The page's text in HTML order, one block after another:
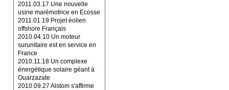
2011.03.17 Une nouvelle
usine marémotrice en Ecosse
2011.01.19 Projet éolien
offshore Français
2010.04.10 Un moteur
surunitaire est en service en
France
2010.11.18 Un complexe
énergétique solaire géant à
Ouarzazate
2010.09.27 Alstom s'affirme